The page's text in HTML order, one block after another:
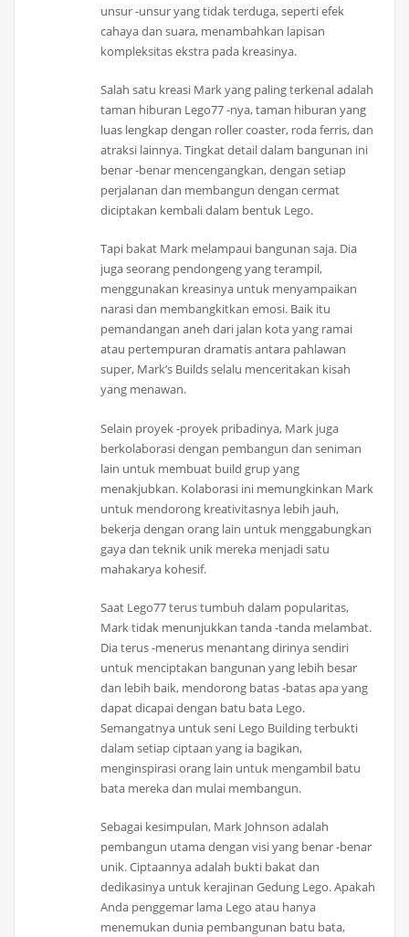
unsur -unsur yang tidak terduga, seperti efek
cahaya dan suara, menambahkan lapisan
kompleksitas ekstra pada kreasinya.
Salah satu kreasi Mark yang paling terkenal adalah
taman hiburan Lego77 -nya, taman hiburan yang
luas lengkap dengan roller coaster, roda ferris, dan
atraksi lainnya. Tingkat detail dalam bangunan ini
benar -benar mencengangkan, dengan setiap
perjalanan dan membangun dengan cermat
diciptakan kembali dalam bentuk Lego.
Tapi bakat Mark melampaui bangunan saja. Dia
juga seorang pendongeng yang terampil,
menggunakan kreasinya untuk menyampaikan
narasi dan membangkitkan emosi. Baik itu
pemandangan aneh dari jalan kota yang ramai
atau pertempuran dramatis antara pahlawan
super, Mark’s Builds selalu menceritakan kisah
yang menawan.
Selain proyek -proyek pribadinya, Mark juga
berkolaborasi dengan pembangun dan seniman
lain untuk membuat build grup yang
menakjubkan. Kolaborasi ini memungkinkan Mark
untuk mendorong kreativitasnya lebih jauh,
bekerja dengan orang lain untuk menggabungkan
gaya dan teknik unik mereka menjadi satu
mahakarya kohesif.
Saat Lego77 terus tumbuh dalam popularitas,
Mark tidak menunjukkan tanda -tanda melambat.
Dia terus -menerus menantang dirinya sendiri
untuk menciptakan bangunan yang lebih besar
dan lebih baik, mendorong batas -batas apa yang
dapat dicapai dengan batu bata Lego.
Semangatnya untuk seni Lego Building terbukti
dalam setiap ciptaan yang ia bagikan,
menginspirasi orang lain untuk mengambil batu
bata mereka dan mulai membangun.
Sebagai kesimpulan, Mark Johnson adalah
pembangun utama dengan visi yang benar -benar
unik. Ciptaannya adalah bukti bakat dan
dedikasinya untuk kerajinan Gedung Lego. Apakah
Anda penggemar lama Lego atau hanya
menemukan dunia pembangunan batu bata,